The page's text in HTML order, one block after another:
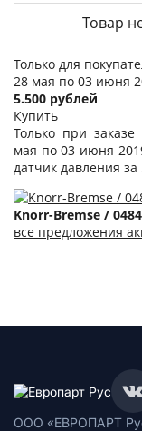
Товар
Только для
28 мая по 03 июня
5.500 рублей
Купить
Только при
мая по 03 июня
датчик давления за
Knorr-Bremse /
все предложения
ООО «ЕВРОПАРТ